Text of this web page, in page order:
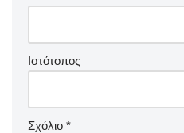
Ιστότοπος
Σχόλιο *